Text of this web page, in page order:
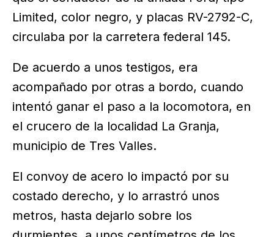
Limited, color negro, y placas RV-2792-C,
circulaba por la carretera federal 145.
De acuerdo a unos testigos, era
acompañado por otras a bordo, cuando
intentó ganar el paso a la locomotora, en
el crucero de la localidad La Granja,
municipio de Tres Valles.
El convoy de acero lo impactó por su
costado derecho, y lo arrastró unos
metros, hasta dejarlo sobre los